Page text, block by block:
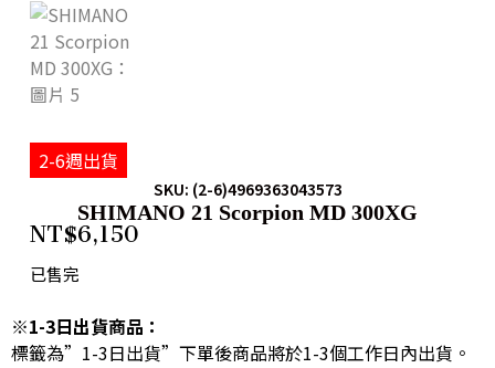
2-6週出貨
SKU: (2-6)4969363043573
SHIMANO 21 Scorpion MD 300XG
NT$6,150
已售完
※1-3日出貨商品：
標籤為”1-3日出貨”下單後商品將於1-3個工作日內出貨。